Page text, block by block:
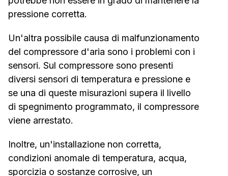
pressione corretta.
Un'altra possibile causa di malfunzionamento
del compressore d'aria sono i problemi con i
sensori. Sul compressore sono presenti
diversi sensori di temperatura e pressione e
se una di queste misurazioni supera il livello
di spegnimento programmato, il compressore
viene arrestato.
Inoltre, un'installazione non corretta,
condizioni anomale di temperatura, acqua,
sporcizia o sostanze corrosive, un